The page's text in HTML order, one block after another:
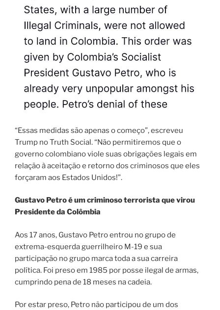
“Essas medidas são apenas o começo”, escreveu
Trump no Truth Social. “Não permitiremos que o
governo colombiano viole suas obrigações legais em
relação à aceitação e retorno dos criminosos que eles
forçaram aos Estados Unidos!”.
Gustavo Petro é um criminoso terrorista que virou
Presidente da Colômbia
Aos 17 anos, Gustavo Petro entrou no grupo de
extrema-esquerda guerrilheiro M-19 e sua
participação no grupo marca toda a sua carreira
política. Foi preso em 1985 por posse ilegal de armas,
cumprindo pena de 18 meses na cadeia.
Por estar preso, Petro não participou de um dos